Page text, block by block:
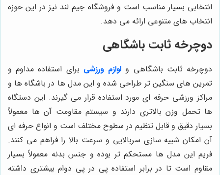
انتخابی بسیار مناسب است و فروشگاه جیم لند نیز در این حوزه
انتخاب های متنوعی ارائه می دهد.
دوچرخه ثابت باشگاهی
دوچرخه ثابت باشگاهی و لوازم ورزشی برای استفاده مداوم و
تمرین های سنگین تر طراحی شده و این مدل ها در باشگاه ها و
مراکز ورزشی حرفه ای مورد استفاده قرار می گیرند. این دستگاه
ها تحمل وزن بالاتری دارند و سیستم مقاومت آن ها معمولاً
بسیار دقیق و قابل تنظیم در سطوح مختلف است و انواع حرفه ای
آن امکان شبیه سازی سربالایی و سرعت بالا را فراهم می کنند.
فریم این مدل ها مستحکم تر بوده و جنس بدنه معمولاً بسیار
مقاوم است تا در برابر استفاده پی در پی دوام بیشتری داشته